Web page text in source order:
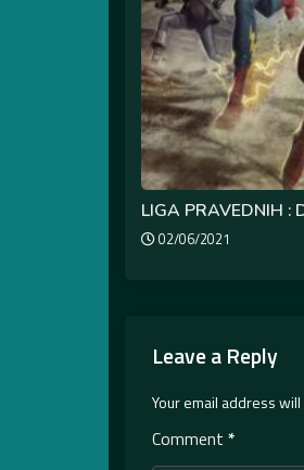
LIGA PRAVEDNIH :
02/06/2021
Leave a Reply
Your email address
Comment *